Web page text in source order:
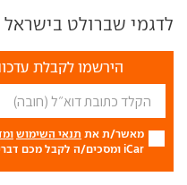
לדגמי שברולט
הירשמו לקבלת
מאשר/ת את תנאי השימוש
iCar ומסכים/ה לקבל מכם דברי פרסום.